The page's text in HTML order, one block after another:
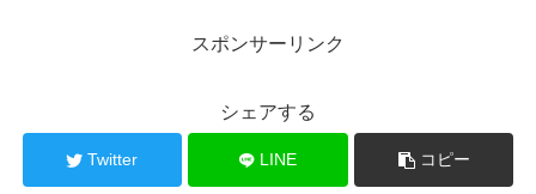
スポンサーリンク
シェアする
Twitter LINE コピー